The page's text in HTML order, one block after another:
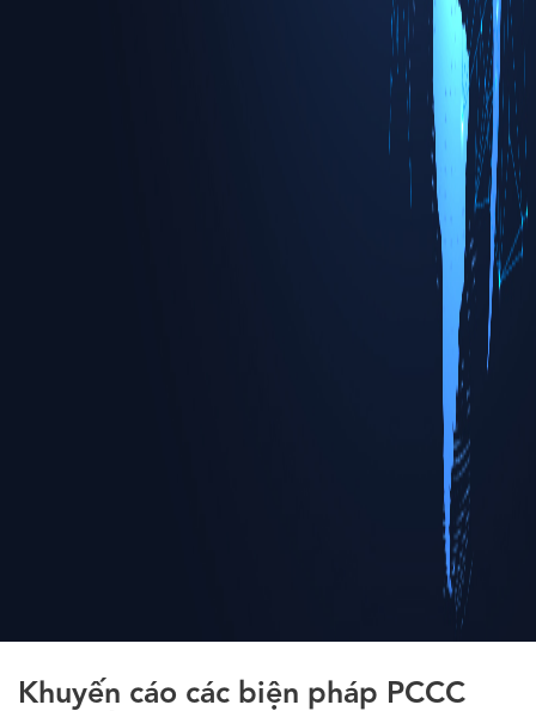
Khuyến cáo các biện pháp PCCC